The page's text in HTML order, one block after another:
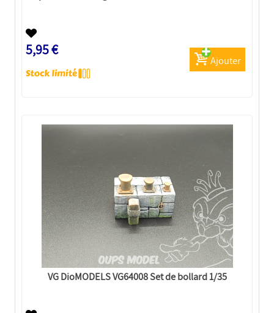
5,95 €
Ajouter
VG DioMODELS VG64008 Set de bollard 1/35